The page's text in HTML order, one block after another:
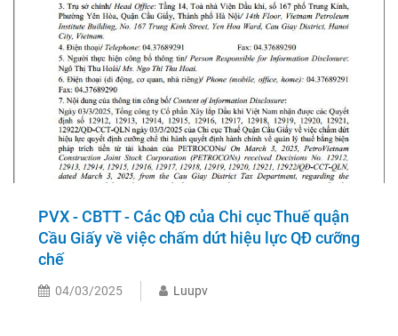
PVX - CBTT - Các QĐ của Chi cục Thuế quận
Cầu Giấy về việc chấm dứt hiệu lực QĐ cưỡng
chế
04/03/2025 Luupv